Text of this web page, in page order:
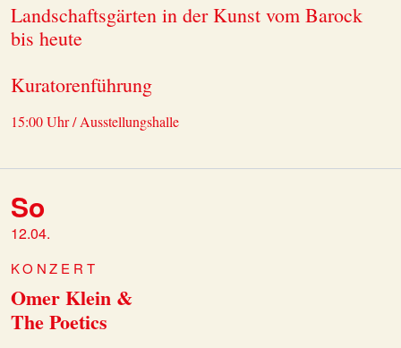
Landschaftsgärten in der Kunst vom Barock
bis heute
Kuratorenführung
15:00 Uhr / Ausstellungshalle
So
12.04.
KONZERT
Omer Klein &
The Poetics